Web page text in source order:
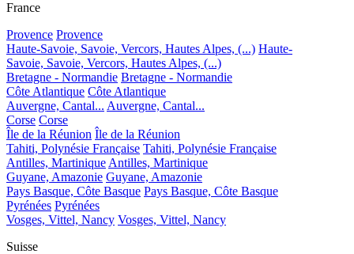
France
Provence Provence
Haute-Savoie, Savoie, Vercors, Hautes Alpes, (...) Haute-
Savoie, Savoie, Vercors, Hautes Alpes, (...)
Bretagne - Normandie Bretagne - Normandie
Côte Atlantique Côte Atlantique
Auvergne, Cantal... Auvergne, Cantal...
Corse Corse
Île de la Réunion Île de la Réunion
Tahiti, Polynésie Française Tahiti, Polynésie Française
Antilles, Martinique Antilles, Martinique
Guyane, Amazonie Guyane, Amazonie
Pays Basque, Côte Basque Pays Basque, Côte Basque
Pyrénées Pyrénées
Vosges, Vittel, Nancy Vosges, Vittel, Nancy
Suisse